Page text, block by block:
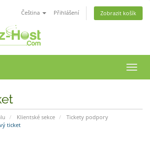
Čeština Přihlášení Zobrazit košík
Klientské sekce
Tickety podpory
ticket